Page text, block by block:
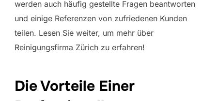
werden auch häufig gestellte Fragen beantworten
und einige Referenzen von zufriedenen Kunden
teilen. Lesen Sie weiter, um mehr über
Reinigungsfirma Zürich zu erfahren!
Die Vorteile Einer